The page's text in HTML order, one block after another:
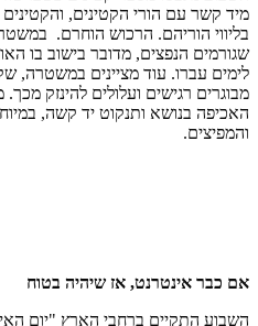
מיד קשר עם הורי הקטינים,
בליווי הוריהם. הרכוש הוחרם.
שגורמים הנפצים, מדובר בישוב בו
לימים עברו. עוד מציינים במשטרה,
מבוגרים רגישים ועלולים להינזק
האכיפה בנושא ותנקוט יד קשה,
והמפיצים.
אם כבר אינטרנט, אז שיהיה בטוח
השבוע התקיים ברחבי הארץ "יום